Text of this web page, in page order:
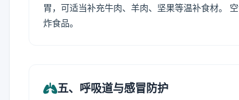
胃，可适当补充牛肉、羊肉、坚果等温补食材。
炸食品。
五、呼吸道与感冒防护